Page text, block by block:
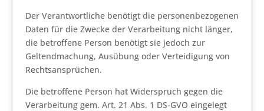
Der Verantwortliche benötigt die personenbezogenen
Daten für die Zwecke der Verarbeitung nicht länger,
die betroffene Person benötigt sie jedoch zur
Geltendmachung, Ausübung oder Verteidigung von
Rechtsansprüchen.
Die betroffene Person hat Widerspruch gegen die
Verarbeitung gem. Art. 21 Abs. 1 DS-GVO eingelegt